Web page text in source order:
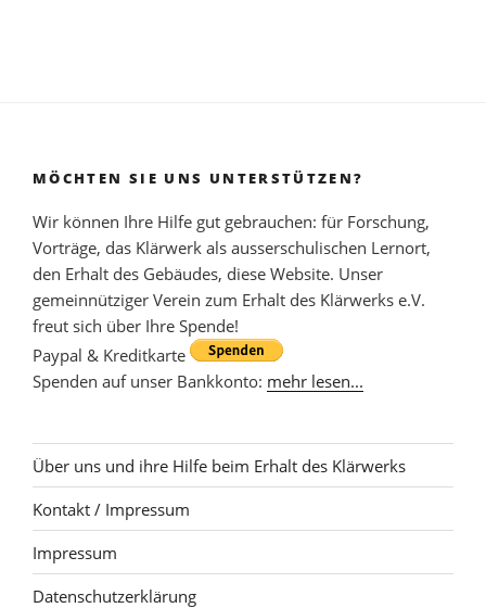
MÖCHTEN SIE UNS UNTERSTÜTZEN?
Wir können Ihre Hilfe gut gebrauchen: für Forschung,
Vorträge, das Klärwerk als ausserschulischen Lernort,
den Erhalt des Gebäudes, diese Website. Unser
gemeinnütziger Verein zum Erhalt des Klärwerks e.V.
freut sich über Ihre Spende!
Paypal & Kreditkarte
Spenden auf unser Bankkonto: mehr lesen...
Über uns und ihre Hilfe beim Erhalt des Klärwerks
Kontakt / Impressum
Impressum
Datenschutzerklärung